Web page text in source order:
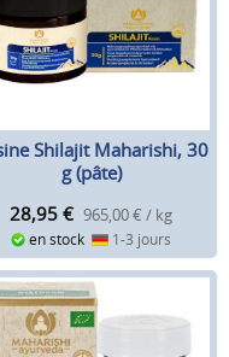
Shilajit Maharishi, 30
g (pâte)
28,95 € 965,00 € / kg
en stock 1-3 jours